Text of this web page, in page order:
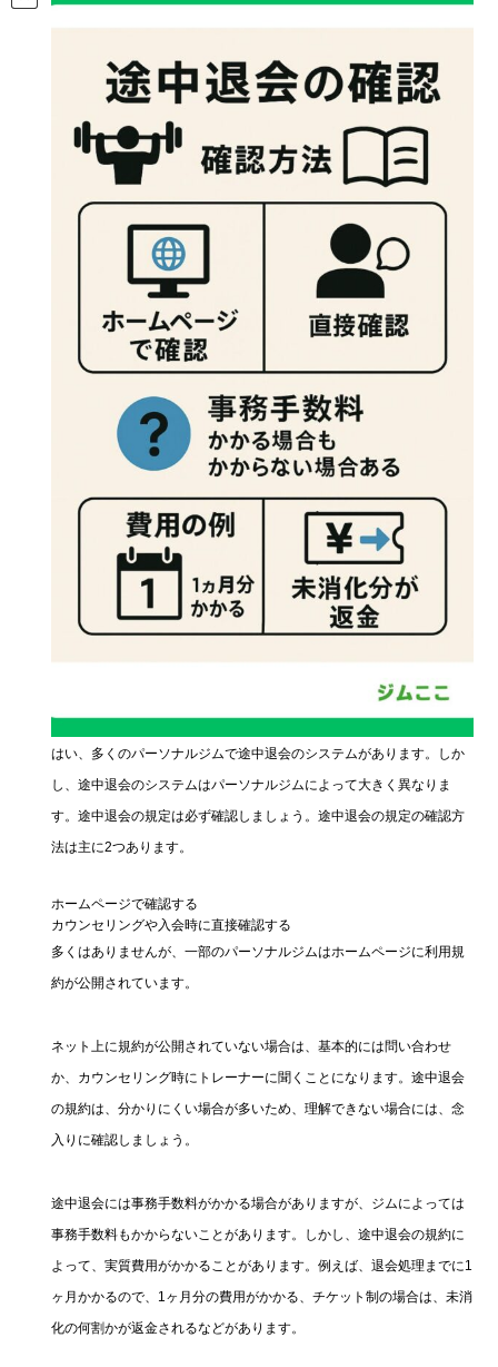
はい、多くのパーソナルジムで途中退会のシステムがあります。しか
し、途中退会のシステムはパーソナルジムによって大きく異なりま
す。途中退会の規定は必ず確認しましょう。途中退会の規定の確認方
法は主に2つあります。
ホームページで確認する
カウンセリングや入会時に直接確認する
多くはありませんが、一部のパーソナルジムはホームページに利用規
約が公開されています。
ネット上に規約が公開されていない場合は、基本的には問い合わせ
か、カウンセリング時にトレーナーに聞くことになります。途中退会
の規約は、分かりにくい場合が多いため、理解できない場合には、念
入りに確認しましょう。
途中退会には事務手数料がかかる場合がありますが、ジムによっては
事務手数料もかからないことがあります。しかし、途中退会の規約に
よって、実質費用がかかることがあります。例えば、退会処理までに1
ヶ月かかるので、1ヶ月分の費用がかかる、チケット制の場合は、未消
化の何割かが返金されるなどがあります。